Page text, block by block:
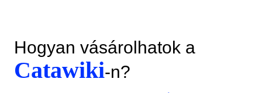
Hogyan vásárolhatok a
Catawiki-n?